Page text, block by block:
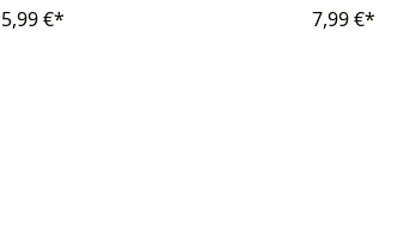
5,99 €*
7,99 €*